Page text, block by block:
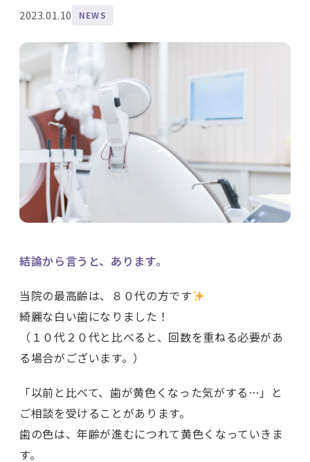
2023.01.10 NEWS
結論から言うと、あります。
当院の最高齢は、８０代の方です
綺麗な白い歯になりました！
（１０代２０代と比べると、回数を重ねる必要があ
る場合がございます。）
「以前と比べて、歯が黄色くなった気がする…」と
ご相談を受けることがあります。
歯の色は、年齢が進むにつれて黄色くなっていきま
す。